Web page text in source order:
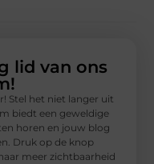
lid van ons
Stel het niet langer uit
biedt een geweldige
horen en jouw blog
Druk op de knop
meer zichtbaarheid